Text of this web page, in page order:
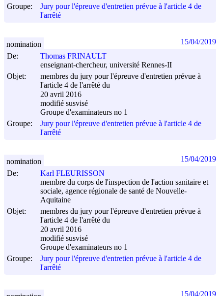
Groupe:
Jury pour l'épreuve d'entretien prévue à l'article 4 de
l'arrêté
De:
Thomas FRINAULT
enseignant-chercheur, université Rennes-II
Objet:
membres du jury pour l'épreuve d'entretien prévue à
l'article 4 de l'arrêté du
20 avril 2016
modifié susvisé
Groupe d'examinateurs no 1
Groupe:
Jury pour l'épreuve d'entretien prévue à l'article 4 de
l'arrêté
nomination 15/04/2019
De:
Karl FLEURISSON
membre du corps de l'inspection de l'action sanitaire et
sociale, agence régionale de santé de Nouvelle-
Aquitaine
Objet:
membres du jury pour l'épreuve d'entretien prévue à
l'article 4 de l'arrêté du
20 avril 2016
modifié susvisé
Groupe d'examinateurs no 1
Groupe:
Jury pour l'épreuve d'entretien prévue à l'article 4 de
l'arrêté
nomination 15/04/2019
15/04/2019